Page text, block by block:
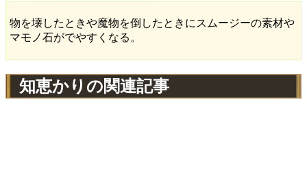
物を壊したときや魔物を倒したときにスムージーの素材や
マモノ石がでやすくなる。
知恵かりの関連記事